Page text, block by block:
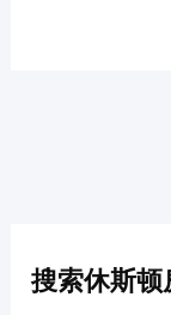
搜索休斯顿